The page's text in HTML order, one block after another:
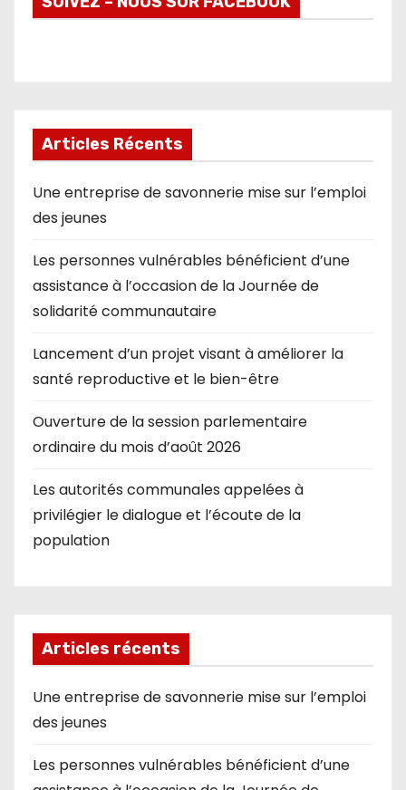
Articles Récents
Une entreprise de savonnerie mise sur l’emploi
des jeunes
Les personnes vulnérables bénéficient d’une
assistance à l’occasion de la Journée de
solidarité communautaire
Lancement d’un projet visant à améliorer la
santé reproductive et le bien-être
Ouverture de la session parlementaire
ordinaire du mois d’août 2026
Les autorités communales appelées à
privilégier le dialogue et l’écoute de la
population
Articles récents
Une entreprise de savonnerie mise sur l’emploi
des jeunes
Les personnes vulnérables bénéficient d’une